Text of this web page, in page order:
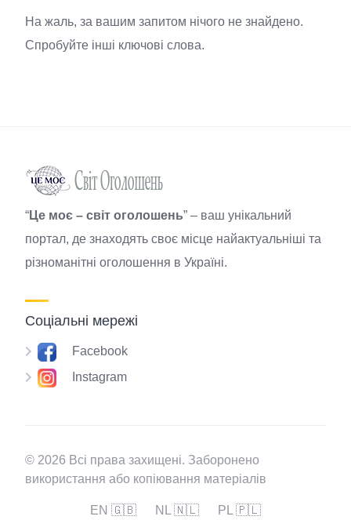
На жаль, за вашим запитом нічого не знайдено.
Спробуйте інші ключові слова.
“Це моє – світ оголошень” – ваш унікальний
портал, де знаходять своє місце найактуальніші та
різноманітні оголошення в Україні.
Соціальні мережі
Facebook
Instagram
© 2026 Всі права захищені. Заборонено
використання або копіювання матеріалів
EN 🇬🇧 NL 🇳🇱 PL 🇵🇱